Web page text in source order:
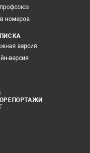
номеров
версия
версия